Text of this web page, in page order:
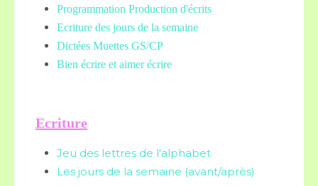
Programmation Production d'écrits
Ecriture des jours de la semaine
Dictées Muettes GS/CP
Bien écrire et aimer écrire
Ecriture
Jeu des lettres de l'alphabet
Les jours de la semaine (avant/après)